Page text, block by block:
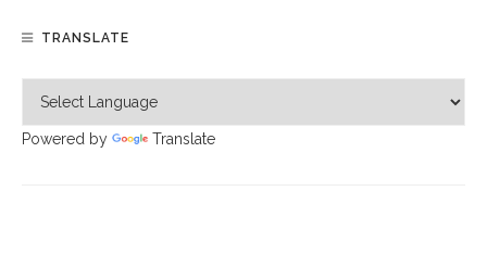
TRANSLATE
Powered by Translate